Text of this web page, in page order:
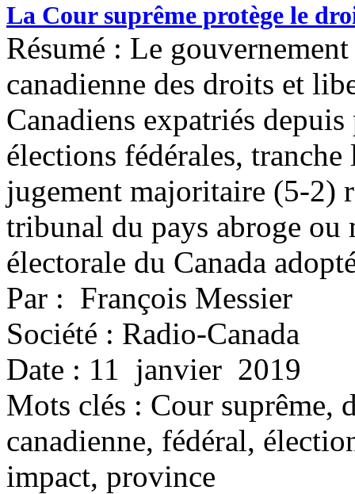
La Cour suprême protège le
Résumé : Le
canadienne des droits et
Canadiens expatriés
élections fédérales,
jugement majoritaire (5-2)
tribunal du pays abroge
électorale du Canada
Par : François Messier
Société : Radio-Canada
Date : 11 janvier 2019
Mots clés : Cour suprême,
canadienne, fédéral,
impact, province